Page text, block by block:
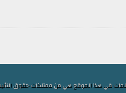
في هذا الموقع هي من ممتلكات حقوق التأليف